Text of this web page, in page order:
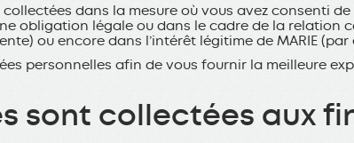
dans la mesure où vous avez consenti
obligation légale ou dans le cadre de la
ou encore dans l’intérêt légitime de MARIE
personnelles afin de vous fournir la meilleure
sont collectées aux